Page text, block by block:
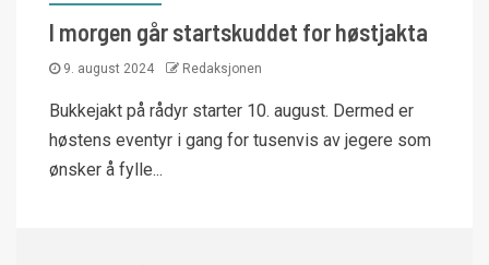
I morgen går startskuddet for høstjakta
9. august 2024 Redaksjonen
Bukkejakt på rådyr starter 10. august. Dermed er
høstens eventyr i gang for tusenvis av jegere som
ønsker å fylle...